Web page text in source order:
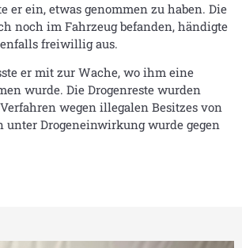
er ein, etwas genommen zu haben. Die
noch im Fahrzeug befanden, händigte
freiwillig aus.
er mit zur Wache, wo ihm eine
wurde. Die Drogenreste wurden
wegen illegalen Besitzes von
unter Drogeneinwirkung wurde gegen